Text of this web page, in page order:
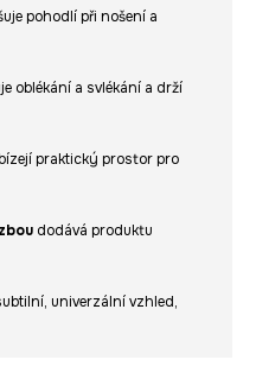
pohodlí při nošení a
oblékání a svlékání a drží
praktický prostor pro
dodává produktu
univerzální vzhled,